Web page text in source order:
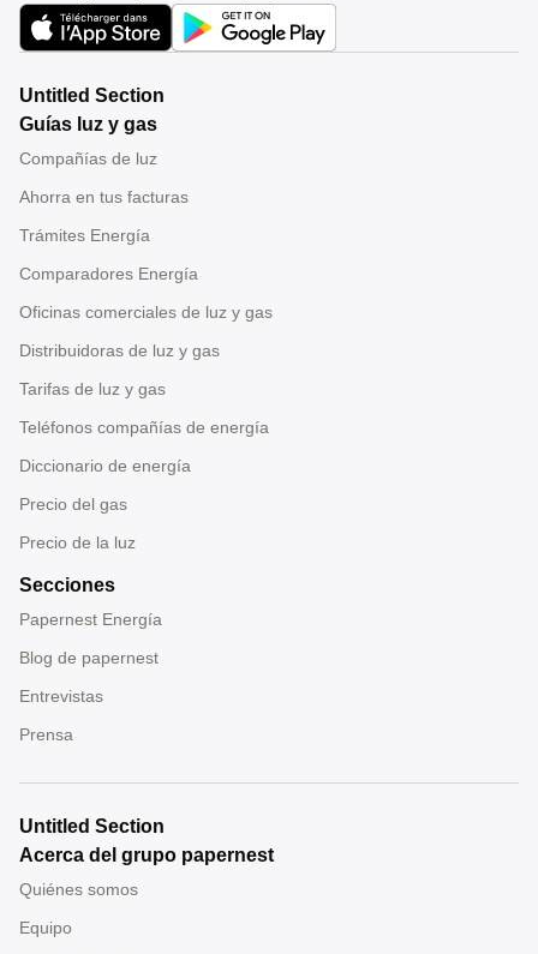
Untitled Section
Guías luz y gas
Compañías de luz
Ahorra en tus facturas
Trámites Energía
Comparadores Energía
Oficinas comerciales de luz y gas
Distribuidoras de luz y gas
Tarifas de luz y gas
Teléfonos compañías de energía
Diccionario de energía
Precio del gas
Precio de la luz
Secciones
Papernest Energía
Blog de papernest
Entrevistas
Prensa
Untitled Section
Acerca del grupo papernest
Quiénes somos
Equipo